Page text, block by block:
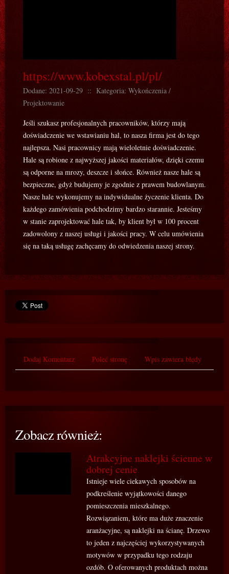
https://www.kobexstal.pl/pl/
Dodane: 2021-09-29 :: Kategoria: Wykończenia /
Projektowanie
Jeśli szukasz profesjonalnych pracowników, którzy mają
doświadczenie we wstawianiu hal, to nasza firma jest do tego
najlepsza. Nasi pracownicy mają wieloletnie doświadczenie.
Hale są robione z najwyższej jakości materiałów, dzięki czemu
są odporne na mrozy, deszcze i słońce. Również nasze hale są
bezpieczne, gdyż budujemy je zgodnie z prawem budowlanym.
Nasze hale wykonujemy na indywidualne życzenie klienta. Do
każdego zamówienia podchodzimy bardzo starannie. Jesteśmy
w stanie zaprojektować hale tak, by klient był w 100 procent
zadowolony z naszej usługi i jakości pracy. W celu umówienia
się na taką usługę zachęcamy do odwiedzenia naszej strony.
Dodaj Komentarz Poleć stronę Wpis zawiera błędy
Zobacz również:
Atrakcyjne naklejki ścienne w
dobrej cenie
Istnieje wiele ciekawych sposobów na
podkreślenie wyjątkowości danego
pomieszczenia mieszkalnego.
Rozwiązaniem, które ma duże znaczenie
aranżacyjne, są naklejki na ścianę. Drzewo
to jeden z najczęściej wykorzystywanych
motywów w przypadku tego rodzaju
ozdób. O oferowanych produktach można